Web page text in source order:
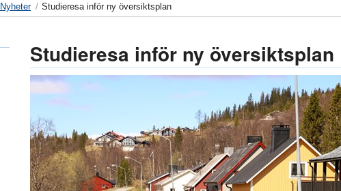
Nyheter Studieresa inför ny översiktsplan
Studieresa inför ny översiktsplan